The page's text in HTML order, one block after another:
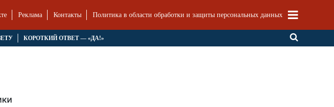
Реклама Контакты Политика в области обработки и защиты персональных данных
КОРОТКИЙ ОТВЕТ — «ДА!»